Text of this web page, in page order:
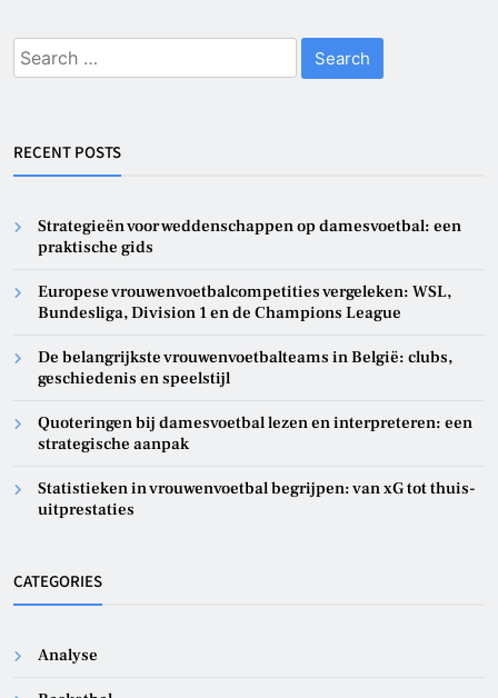
Search
for:
RECENT POSTS
Strategieën voor weddenschappen op damesvoetbal: een
praktische gids
Europese vrouwenvoetbalcompetities vergeleken: WSL,
Bundesliga, Division 1 en de Champions League
De belangrijkste vrouwenvoetbalteams in België: clubs,
geschiedenis en speelstijl
Quoteringen bij damesvoetbal lezen en interpreteren: een
strategische aanpak
Statistieken in vrouwenvoetbal begrijpen: van xG tot thuis-
uitprestaties
CATEGORIES
Analyse